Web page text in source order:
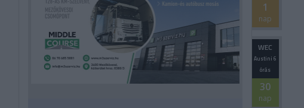
1
nap
WEC
Austini 6
órás
30
nap